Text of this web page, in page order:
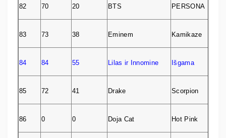
82 70 20 BTS
PERSONA
83 73 38 Eminem Kamikaze
84 84 55 Lilas ir Innomine Išgama
85 72 41 Drake Scorpion
86 0 0 Doja Cat Hot Pink